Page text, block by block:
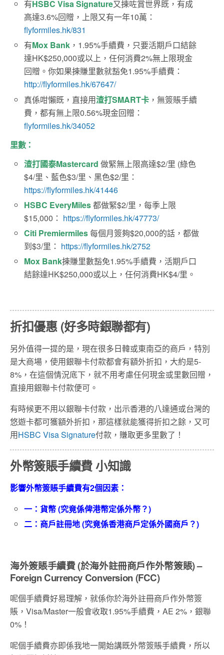
有HSBC Visa Signature又揀咗賞世界既，有成
高達3.6%回贈，上限又有一年10萬：
flyformiles.hk/831
有Mox Bank ，1.95%手續費，只要活期戶口結餘
達HK$250,000或以上，任何消費2%無上限現金
回贈。你如果揀賺里數就豁免1.95%手續費：
http://flyformiles.hk/67647/
真係咁懶既，直接用渣打SMART卡 ，無簽賬手續
費，都有無上限0.56%現金回贈：
flyformiles.hk/34052
里數：
渣打國泰Mastercard 做緊無上限高達$2/里 (綠色
$4/里、藍色$3/里、黑色$2/里：
https://flyformiles.hk/41446
HSBC EveryMiles都做緊$2/里，每季上限
$15,000： https://flyformiles.hk/47773/
Citi Premiermiles每個月簽夠$20,000的話，都做
到$3/里： https://flyformiles.hk/2752
Mox Bank揀賺里數豁免1.95%手續費，活期戶口
結餘達HK$250,000或以上，任何消費HK$4/里。
折扣優惠 (好多時銀聯都有)
另外值得一提的是，現在很多日韓或東南亞的商戶，特別
是大商場，使用銀聯卡付款都會有額外折扣，大約是5-
8%，在這個情況底下，就不用考慮任何現金或里數回贈，
直接用銀聯卡付款便可。
有時候更不用以銀聯卡付款，出示香港的八達通或台灣的
悠遊卡都可獲額外折扣，那這樣就能獲得折扣之餘，又可
用HSBC Visa Signature付款，賺取更多里數了！
外幣簽賬手續費 小知識
影響外幣簽賬手續費有2個因素：
一：貨幣 (究竟係俾港幣定係外幣？)
二：商戶註冊地 (究竟係香港商戶定係外國商戶？)
海外簽賬手續費 (於海外註冊商戶作外幣簽賬) –
Foreign Currency Conversion (FCC)
呢個手續費好易理解，就係你於海外註冊商戶作外幣簽
賬，Visa/Master一般會收取1.95%手續費，AE 2%，銀聯
0%！
呢個手續費亦即係我地一開始講既外幣簽賬手續費，所以